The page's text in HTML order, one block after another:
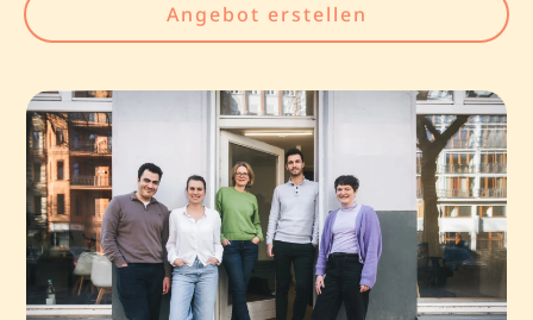
Angebot erstellen